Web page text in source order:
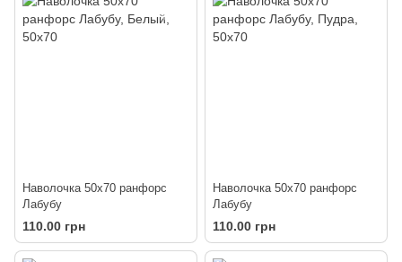
Наволочка 50х70 ранфорс
Лабубу
110.00 грн
Наволочка 50х70 ранфорс
Лабубу
110.00 грн